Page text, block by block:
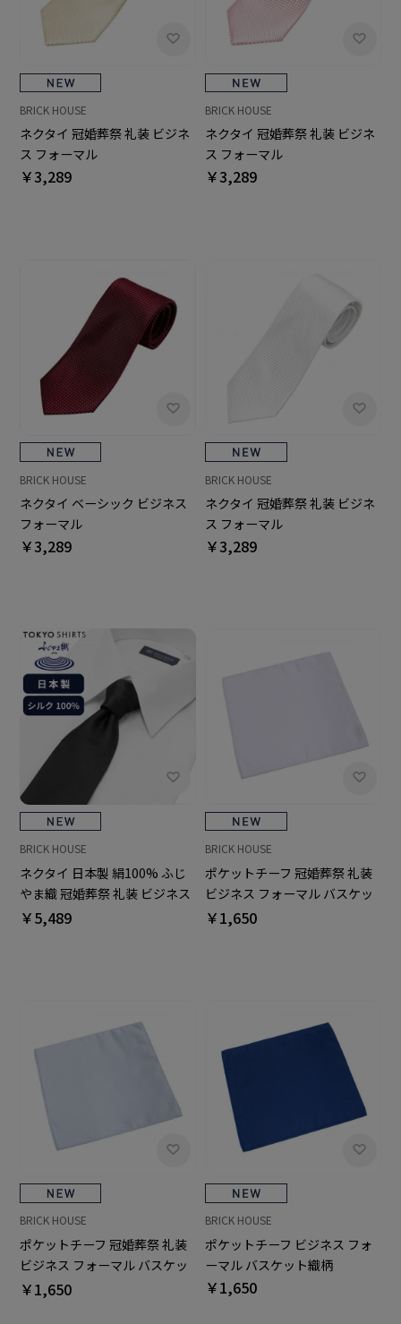
BRICK HOUSE
ネクタイ 冠婚葬祭 礼装 ビジネ
ス フォーマル
￥3,289
BRICK HOUSE
ネクタイ 冠婚葬祭 礼装 ビジネ
ス フォーマル
￥3,289
BRICK HOUSE
ネクタイ ベーシック ビジネス
フォーマル
￥3,289
BRICK HOUSE
ネクタイ 冠婚葬祭 礼装 ビジネ
ス フォーマル
￥3,289
BRICK HOUSE
ネクタイ 日本製 絹100% ふじ
やま織 冠婚葬祭 礼装 ビジネス
フォーマル
￥5,489
BRICK HOUSE
ポケットチーフ 冠婚葬祭 礼装
ビジネス フォーマル バスケッ
ト織柄
￥1,650
BRICK HOUSE
ポケットチーフ 冠婚葬祭 礼装
ビジネス フォーマル バスケッ
ト織柄
￥1,650
BRICK HOUSE
ポケットチーフ ビジネス フォ
ーマル バスケット織柄
￥1,650